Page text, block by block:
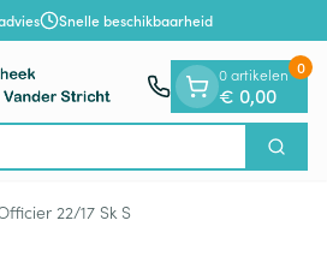
Snelle beschikbaarheid
Zoek
0 artikelen
€ 0,00
0
22/17 Sk S